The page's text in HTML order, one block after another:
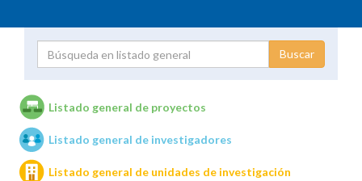
Unidades de investigación
Listado general de proyectos
Listado general de investigadores
Listado general de unidades de investigación